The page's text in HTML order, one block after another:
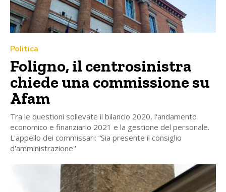
Politica
Foligno, il centrosinistra
chiede una commissione su
Afam
Tra le questioni sollevate il bilancio 2020, l'andamento
economico e finanziario 2021 e la gestione del personale.
L'appello dei commissari: “Sia presente il consiglio
d'amministrazione"